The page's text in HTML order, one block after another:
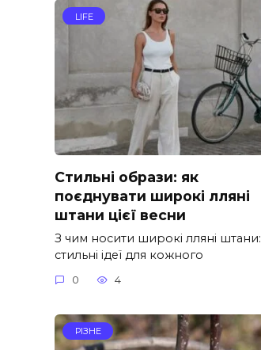
LIFE
Стильні образи: як
поєднувати широкі лляні
штани цієї весни
З чим носити широкі лляні штани:
стильні ідеї для кожного
0 4
РІЗНЕ